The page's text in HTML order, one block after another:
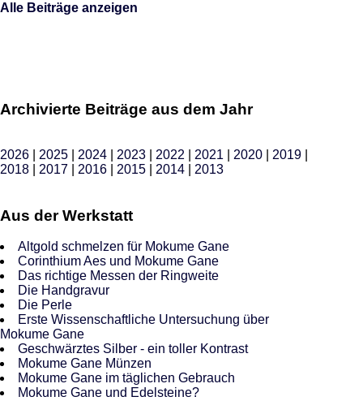
Alle Beiträge anzeigen
Archivierte Beiträge aus dem Jahr
2026 2025 2024 2023 2022 2021 2020 2019
2018
2017 2016 2015 2014 2013
Aus der Werkstatt
Altgold schmelzen für Mokume Gane
Corinthium Aes und Mokume Gane
Das richtige Messen der Ringweite
Die Handgravur
Die Perle
Erste Wissenschaftliche Untersuchung über
Mokume Gane
Geschwärztes Silber - ein toller Kontrast
Mokume Gane Münzen
Mokume Gane im täglichen Gebrauch
Mokume Gane und Edelsteine?